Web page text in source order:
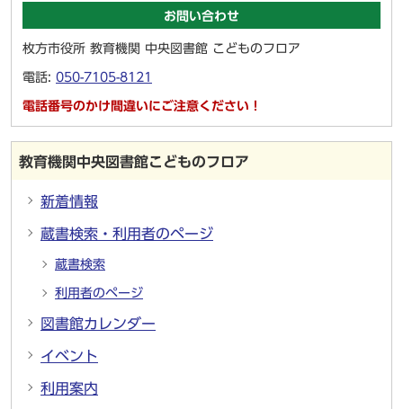
お問い合わせ
枚方市役所 教育機関 中央図書館 こどものフロア
電話: 050-7105-8121
電話番号のかけ間違いにご注意ください！
教育機関中央図書館こどものフロア
新着情報
蔵書検索・利用者のページ
蔵書検索
利用者のページ
図書館カレンダー
イベント
利用案内